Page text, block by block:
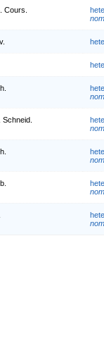
Cours.
Schneid.